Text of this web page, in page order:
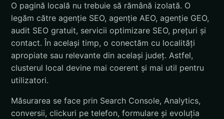
O pagină locală nu trebuie să rămână izolată. O
legăm către agenție SEO, agenție AEO, agenție GEO,
audit SEO gratuit, servicii optimizare SEO, prețuri și
contact. În același timp, o conectăm cu localități
apropiate sau relevante din același județ. Astfel,
clusterul local devine mai coerent și mai util pentru
utilizatori.
Măsurarea se face prin Search Console, Analytics,
conversii, clickuri pe telefon, formulare și evoluția